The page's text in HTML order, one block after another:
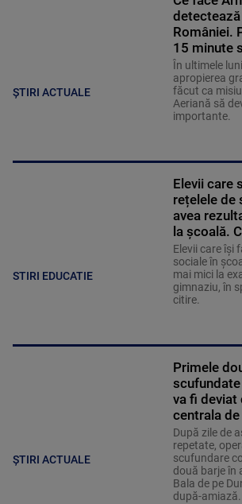
ȘTIRI ACTUALE
României.
15 minute
În ultimele
apropierea
făcut ca
Aeriană să
importante.
STIRI EDUCATIE
Elevii care
rețelele de
avea
la școală.
Elevii care îşi
sociale în
mai mici la
gimnaziu, în
citire.
ȘTIRI ACTUALE
Primele
scufundate
va fi deviat
centrala
După zile de
repetate,
scufundare
două barje în
Bala de pe
după-amiază.